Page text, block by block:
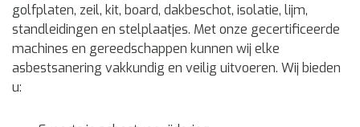
golfplaten, zeil, kit, board, dakbeschot, isolatie, lijm,
standleidingen en stelplaatjes. Met onze gecertificeerde
machines en gereedschappen kunnen wij elke
asbestsanering vakkundig en veilig uitvoeren. Wij bieden
u: